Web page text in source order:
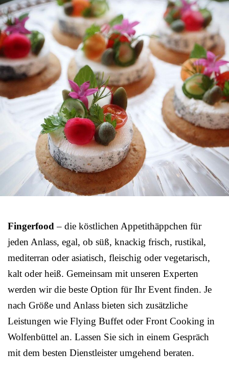
Fingerfood– die köstlichen Appetithäppchen für
jeden Anlass, egal, ob süß, knackig frisch, rustikal,
mediterran oder asiatisch, fleischig oder vegetarisch,
kalt oder heiß. Gemeinsam mit unseren Experten
werden wir die beste Option für Ihr Event finden. Je
nach Größe und Anlass bieten sich zusätzliche
Leistungen wie Flying Buffet oder Front Cooking in
Wolfenbüttel an. Lassen Sie sich in einem Gespräch
mit dem besten Dienstleister umgehend beraten.